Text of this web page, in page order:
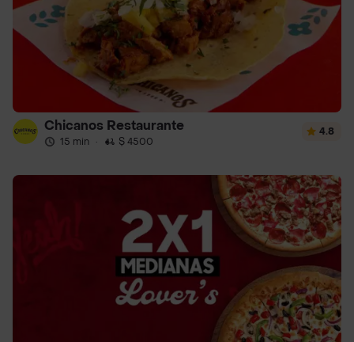
Chicanos Restaurante
15 min · $ 4500
4.8